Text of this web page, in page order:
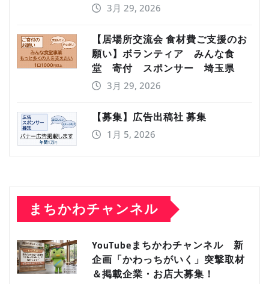
3月 29, 2026
【居場所交流会 食材費ご支援のお
願い】ボランティア みんな食
堂 寄付 スポンサー 埼玉県
3月 29, 2026
【募集】広告出稿社 募集
1月 5, 2026
まちかわチャンネル
YouTubeまちかわチャンネル 新
企画「かわっちがいく」突撃取材
＆掲載企業・お店大募集！